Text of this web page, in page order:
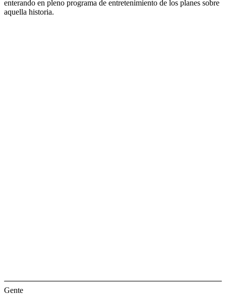
enterando en pleno programa de entretenimiento de los planes sobre
aquella historia.
Gente